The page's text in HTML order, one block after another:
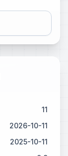
11
2026-10-11
2025-10-11